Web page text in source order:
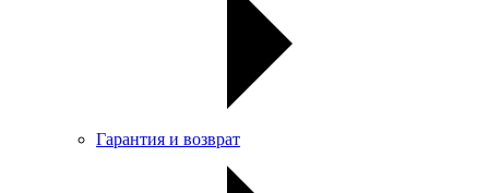
Гарантия и возврат